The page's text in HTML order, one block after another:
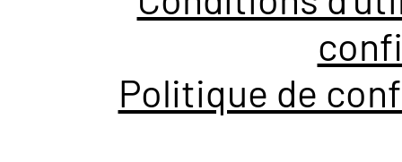
Politique de